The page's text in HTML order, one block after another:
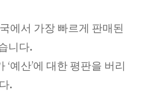
에서 가장 빠르게 판매된
니다.
예산’에 대한 평판을 버리
.